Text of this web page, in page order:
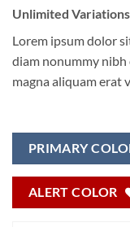
Unlimited Variations
Lorem ipsum dolor
diam nonummy
magna aliquam erat
PRIMARY
ALERT COLOR